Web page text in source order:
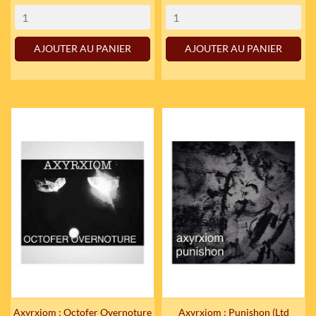
AJOUTER AU PANIER AJOUTER AU PANIER
Axyrxiom : Octofer Overnoture Axyrxiom : Punishon (Ltd